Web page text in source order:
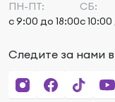
ПН-ПТ:
с 9:00 до 18:00
СБ:
с 10:00
Следите за нами в